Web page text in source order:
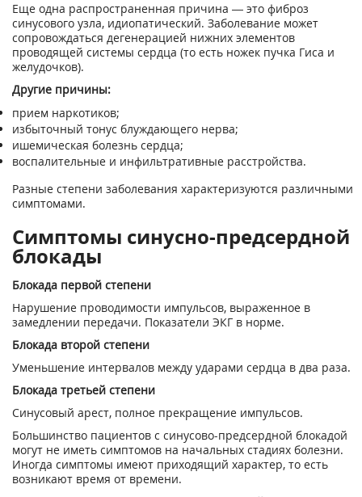
Еще одна распространенная причина — это фиброз
синусового узла, идиопатический. Заболевание может
сопровождаться дегенерацией нижних элементов
проводящей системы сердца (то есть ножек пучка Гиса и
желудочков).
Другие причины:
прием наркотиков;
избыточный тонус блуждающего нерва;
ишемическая болезнь сердца;
воспалительные и инфильтративные расстройства.
Разные степени заболевания характеризуются различными
симптомами.
Симптомы синусно-предсердной
блокады
Блокада первой степени
Нарушение проводимости импульсов, выраженное в
замедлении передачи. Показатели ЭКГ в норме.
Блокада второй степени
Уменьшение интервалов между ударами сердца в два раза.
Блокада третьей степени
Синусовый арест, полное прекращение импульсов.
Большинство пациентов с синусово-предсердной блокадой
могут не иметь симптомов на начальных стадиях болезни.
Иногда симптомы имеют приходящий характер, то есть
возникают время от времени.